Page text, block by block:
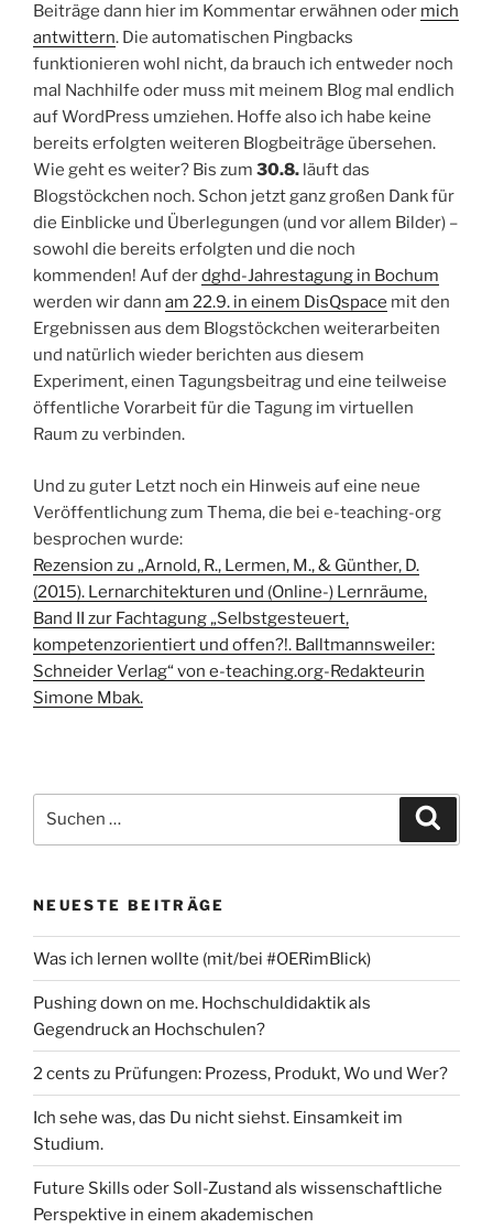
Beiträge dann hier im Kommentar erwähnen oder mich
antwittern. Die automatischen Pingbacks
funktionieren wohl nicht, da brauch ich entweder noch
mal Nachhilfe oder muss mit meinem Blog mal endlich
auf WordPress umziehen. Hoffe also ich habe keine
bereits erfolgten weiteren Blogbeiträge übersehen.
Wie geht es weiter? Bis zum 30.8. läuft das
Blogstöckchen noch. Schon jetzt ganz großen Dank für
die Einblicke und Überlegungen (und vor allem Bilder) –
sowohl die bereits erfolgten und die noch
kommenden! Auf derdghd-Jahrestagung in Bochum
werden wir dann am 22.9. in einem DisQspace mit den
Ergebnissen aus dem Blogstöckchen weiterarbeiten
und natürlich wieder berichten aus diesem
Experiment, einen Tagungsbeitrag und eine teilweise
öffentliche Vorarbeit für die Tagung im virtuellen
Raum zu verbinden.
Und zu guter Letzt noch ein Hinweis auf eine neue
Veröffentlichung zum Thema, die bei e-teaching-org
besprochen wurde:
Rezension zu „Arnold, R., Lermen, M., & Günther, D.
(2015). Lernarchitekturen und (Online-) Lernräume,
Band II zur Fachtagung „Selbstgesteuert,
kompetenzorientiert und offen?!. Balltmannsweiler:
Schneider Verlag“ von e-teaching.org-Redakteurin
Simone Mbak.
nach:
NEUESTE BEITRÄGE
Was ich lernen wollte (mit/bei #OERimBlick)
Pushing down on me. Hochschuldidaktik als
Gegendruck an Hochschulen?
2 cents zu Prüfungen: Prozess, Produkt, Wo und Wer?
Ich sehe was, das Du nicht siehst. Einsamkeit im
Studium.
Future Skills oder Soll-Zustand als wissenschaftliche
Perspektive in einem akademischen